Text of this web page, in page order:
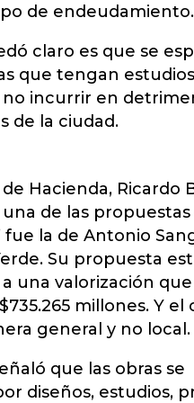
de endeudamiento.
claro es que se
que tengan
no incurrir en
de la ciudad.
Hacienda, Ricardo
de las
fue la de Antonio
Su propuesta
una valorización
millones. Y el
general y no local.
que las obras se
diseños, estudios,